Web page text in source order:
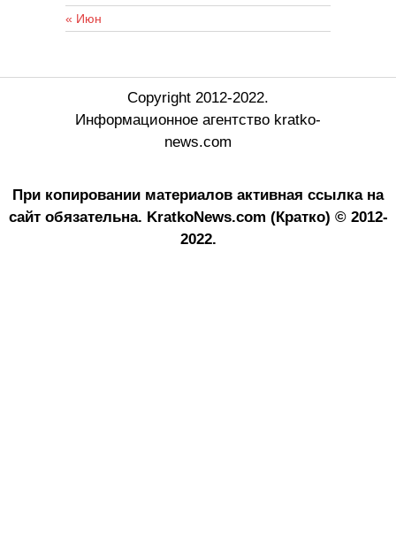
« Июн
Copyright 2012-2022.
Информационное агентство kratko-
news.com
При копировании материалов активная ссылка на
сайт обязательна. KratkoNews.com (Кратко) © 2012-
2022.